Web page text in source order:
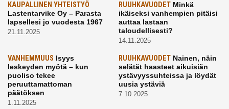
KAUPALLINEN YHTEISTYÖ
Lastentarvike Oy – Parasta
lapsellesi jo vuodesta 1967
21.11.2025
RUUHKAVUODETMinkä
ikäiseksi vanhempien pitäisi
auttaa lastaan
taloudellisesti?
14.11.2025
VANHEMMUUS Isyys
leskeyden myötä – kun
puoliso tekee
peruuttamattoman
päätöksen
1.11.2025
RUUHKAVUODETNainen, näin
selätät haasteet aikuisiän
ystävyyssuhteissa ja löydät
uusia ystäviä
7.10.2025